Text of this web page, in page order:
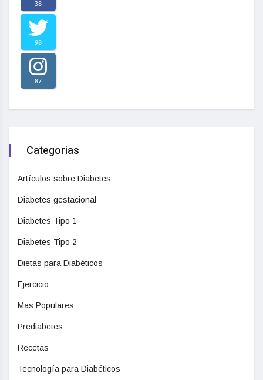
38
98
87
Categorias
Artículos sobre Diabetes
Diabetes gestacional
Diabetes Tipo 1
Diabetes Tipo 2
Dietas para Diabéticos
Ejercicio
Mas Populares
Prediabetes
Recetas
Tecnología para Diabéticos